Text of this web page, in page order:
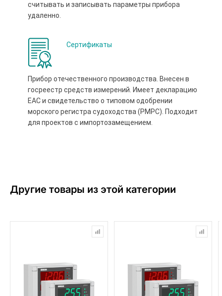
считывать и записывать параметры прибора
удаленно.
Сертификаты
Прибор отечественного производства. Внесен в
госреестр средств измерений. Имеет декларацию
ЕАС и свидетельство о типовом одобрении
морского регистра судоходства (РМРС). Подходит
для проектов с импортозамещением.
Другие товары из этой категории